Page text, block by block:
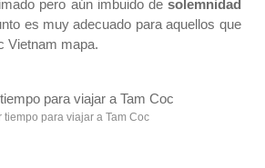
pero aún imbuido de solemnidad
es muy adecuado para aquellos que
Vietnam mapa.
tiempo para viajar a Tam Coc